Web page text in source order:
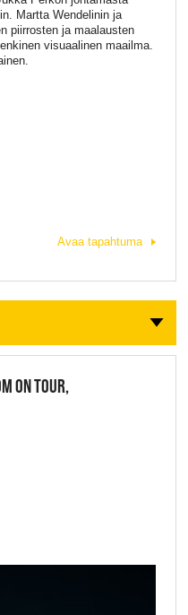
Martta Wendelinin ja
piirrosten ja maalausten
visuaalinen maailma.
Avaa tapahtuma
ON TOUR,